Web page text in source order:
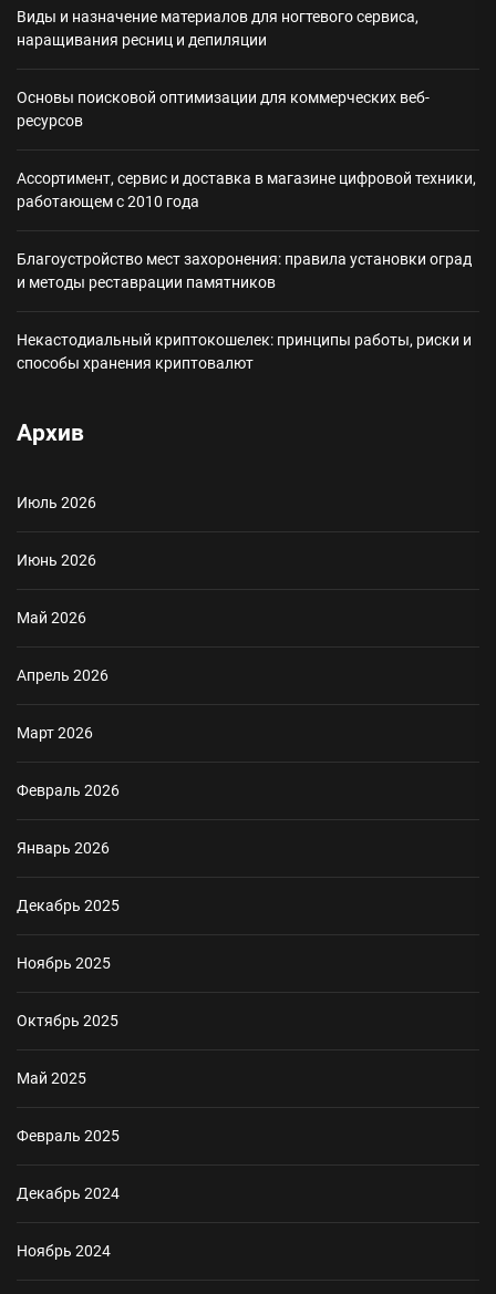
Виды и назначение материалов для ногтевого сервиса,
наращивания ресниц и депиляции
Основы поисковой оптимизации для коммерческих веб-
ресурсов
Ассортимент, сервис и доставка в магазине цифровой техники,
работающем с 2010 года
Благоустройство мест захоронения: правила установки оград
и методы реставрации памятников
Некастодиальный криптокошелек: принципы работы, риски и
способы хранения криптовалют
Архив
Июль 2026
Июнь 2026
Май 2026
Апрель 2026
Март 2026
Февраль 2026
Январь 2026
Декабрь 2025
Ноябрь 2025
Октябрь 2025
Май 2025
Февраль 2025
Декабрь 2024
Ноябрь 2024